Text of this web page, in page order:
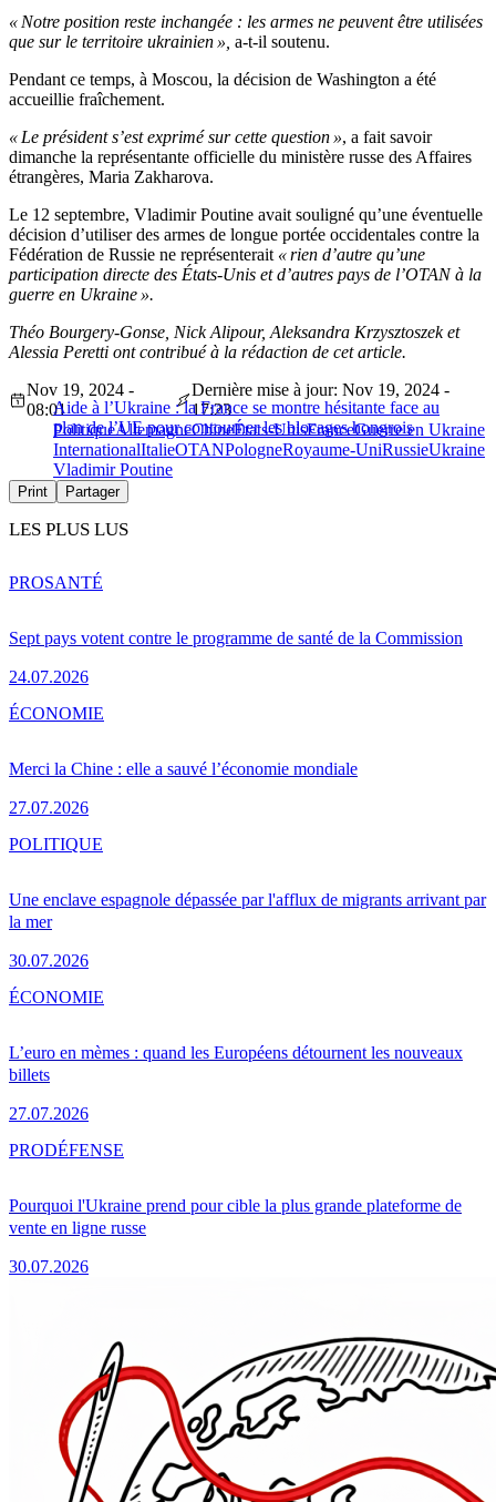
« Notre position reste inchangée : les armes ne peuvent être utilisées
que sur le territoire ukrainien », a-t-il soutenu.
Pendant ce temps, à Moscou, la décision de Washington a été
accueillie fraîchement.
« Le président s’est exprimé sur cette question », a fait savoir
dimanche la représentante officielle du ministère russe des Affaires
étrangères, Maria Zakharova.
Le 12 septembre, Vladimir Poutine avait souligné qu’une éventuelle
décision d’utiliser des armes de longue portée occidentales contre la
Fédération de Russie ne représenterait « rien d’autre qu’une
participation directe des États-Unis et d’autres pays de l’OTAN à la
guerre en Ukraine ».
Théo Bourgery-Gonse, Nick Alipour, Aleksandra Krzysztoszek et
Alessia Peretti ont contribué à la rédaction de cet article.
Aide à l’Ukraine : la France se montre hésitante face au
plan de l’UE pour contourner les blocages hongrois
Nov 19, 2024 -
08:01
Dernière mise à jour: Nov 19, 2024 -
17:23
PolitiqueAllemagneChineÉtats-UnisFranceGuerre en Ukraine
InternationalItalieOTANPologneRoyaume-UniRussieUkraine
Vladimir Poutine
Print Partager
LES PLUS LUS
Sept pays votent contre le programme de santé de la Commission
24.07.2026
PROSANTÉ
Merci la Chine : elle a sauvé l’économie mondiale
27.07.2026
ÉCONOMIE
Une enclave espagnole dépassée par l'afflux de migrants arrivant par
la mer
30.07.2026
POLITIQUE
L’euro en mèmes : quand les Européens détournent les nouveaux
billets
27.07.2026
ÉCONOMIE
Pourquoi l'Ukraine prend pour cible la plus grande plateforme de
vente en ligne russe
30.07.2026
PRODÉFENSE